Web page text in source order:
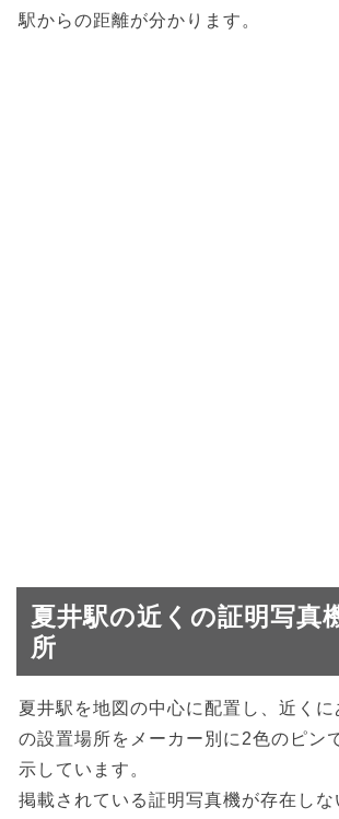
駅からの距離が分かります。
夏井駅の近くの証明写真
所
夏井駅を地図の中心に配置し、近く
の設置場所をメーカー別に2色のピン
示しています。
掲載されている証明写真機が存在しな